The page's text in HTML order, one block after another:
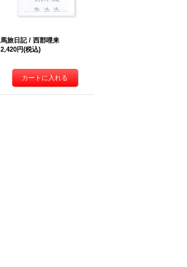
馬旅日記 / 西郡哩来
2,420円(税込)